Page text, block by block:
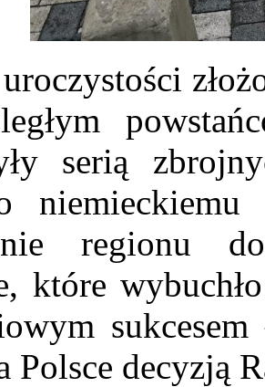
serią
regionu
które
Polsce decyzją